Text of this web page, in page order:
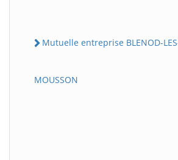
Mutuelle entreprise BLENOD-
MOUSSON